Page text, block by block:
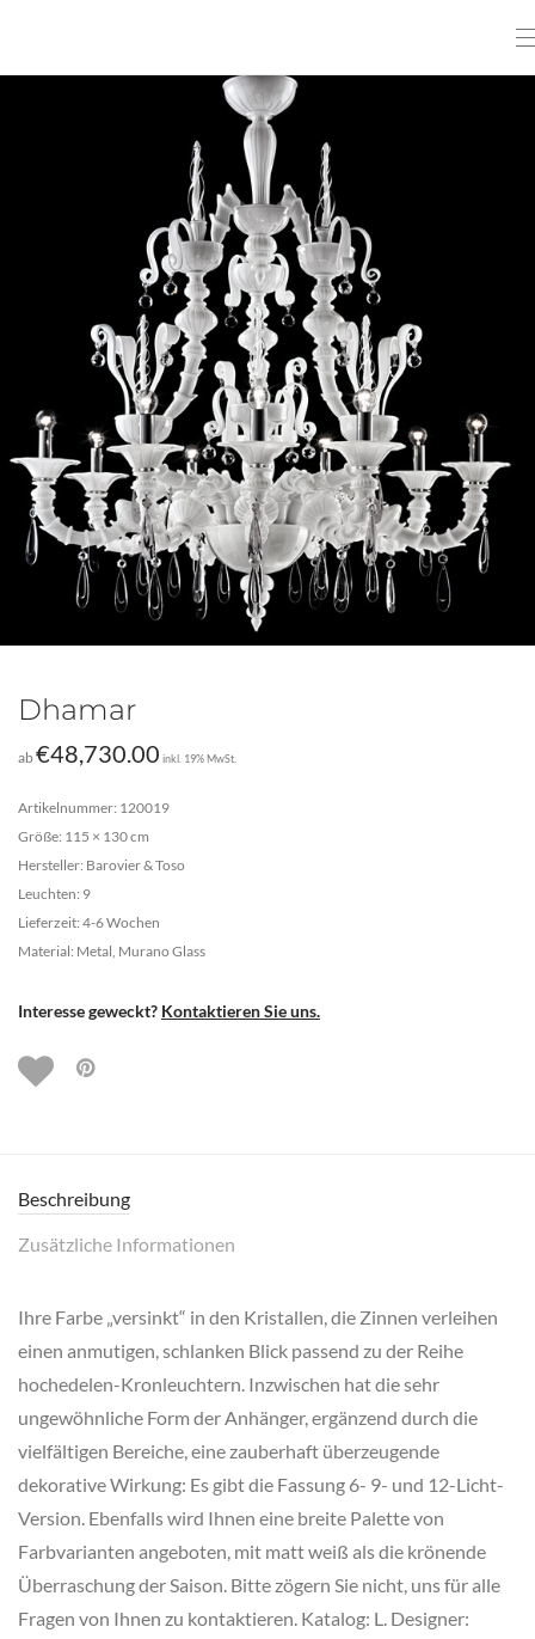
Dhamar
ab€48,730.00 inkl. 19% MwSt.
Artikelnummer: 120019
Größe: 115 × 130 cm
Hersteller: Barovier & Toso
Leuchten: 9
Lieferzeit: 4-6 Wochen
Material: Metal, Murano Glass
Interesse geweckt? Kontaktieren Sie uns.
Beschreibung
Zusätzliche Informationen
Ihre Farbe „versinkt“ in den Kristallen, die Zinnen verleihen
einen anmutigen, schlanken Blick passend zu der Reihe
hochedelen-Kronleuchtern. Inzwischen hat die sehr
ungewöhnliche Form der Anhänger, ergänzend durch die
vielfältigen Bereiche, eine zauberhaft überzeugende
dekorative Wirkung: Es gibt die Fassung 6- 9- und 12-Licht-
Version. Ebenfalls wird Ihnen eine breite Palette von
Farbvarianten angeboten, mit matt weiß als die krönende
Überraschung der Saison. Bitte zögern Sie nicht, uns für alle
Fragen von Ihnen zu kontaktieren. Katalog: L. Designer: